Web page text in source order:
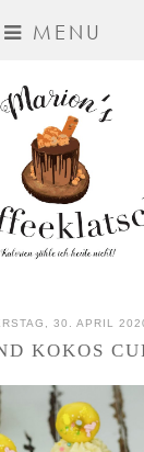
MENU
30. APRIL
KOKOS